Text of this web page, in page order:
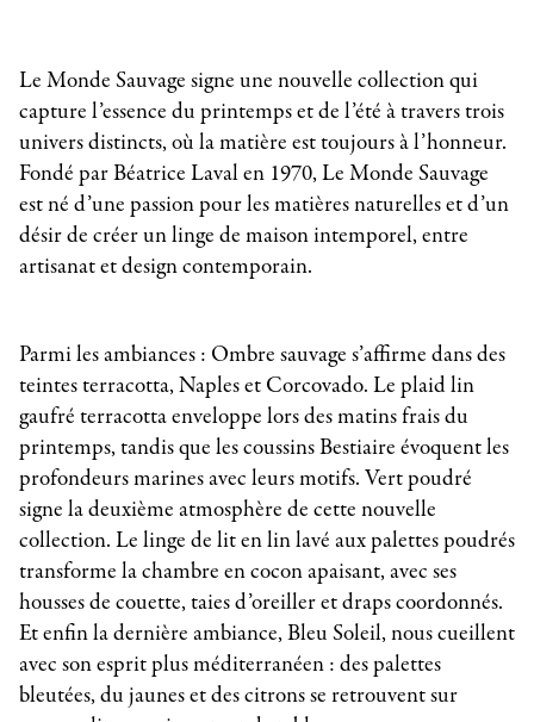
Le Monde Sauvage signe une nouvelle collection qui
capture l’essence du printemps et de l’été à travers trois
univers distincts, où la matière est toujours à l’honneur.
Fondé par Béatrice Laval en 1970, Le Monde Sauvage
est né d’une passion pour les matières naturelles et d’un
désir de créer un linge de maison intemporel, entre
artisanat et design contemporain.
Parmi les ambiances : Ombre sauvage s’affirme dans des
teintes terracotta, Naples et Corcovado. Le plaid lin
gaufré terracotta enveloppe lors des matins frais du
printemps, tandis que les coussins Bestiaire évoquent les
profondeurs marines avec leurs motifs. Vert poudré
signe la deuxième atmosphère de cette nouvelle
collection. Le linge de lit en lin lavé aux palettes poudrés
transforme la chambre en cocon apaisant, avec ses
housses de couette, taies d’oreiller et draps coordonnés.
Et enfin la dernière ambiance, Bleu Soleil, nous cueillent
avec son esprit plus méditerranéen : des palettes
bleutées, du jaunes et des citrons se retrouvent sur